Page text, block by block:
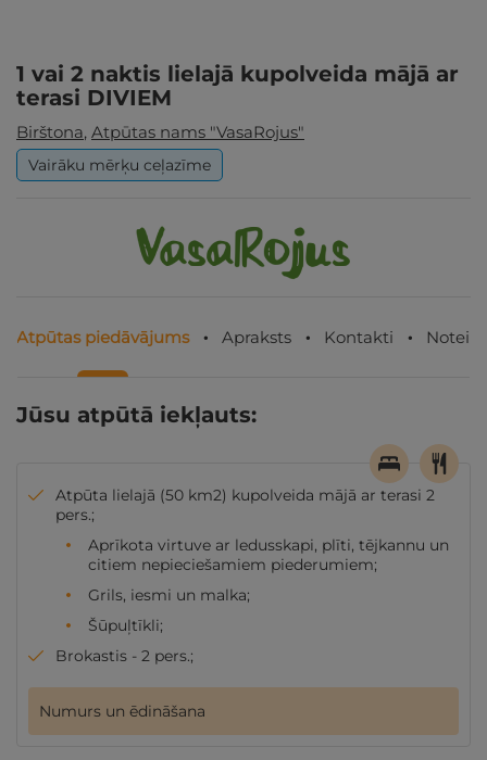
1 vai 2 naktis lielajā kupolveida mājā ar
terasi DIVIEM
Birštona, Atpūtas nams "VasaRojus"
Vairāku mērķu ceļazīme
Atpūtas piedāvājums Apraksts Kontakti
Jūsu atpūtā iekļauts:
Atpūta lielajā (50 km2) kupolveida mājā ar terasi 2
pers.;
Aprīkota virtuve ar ledusskapi, plīti, tējkannu un
citiem nepieciešamiem piederumiem;
Grils, iesmi un malka;
Šūpuļtīkli;
Brokastis - 2 pers.;
Numurs un ēdināšana